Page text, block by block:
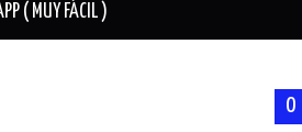
( MUY FÁCIL )
0